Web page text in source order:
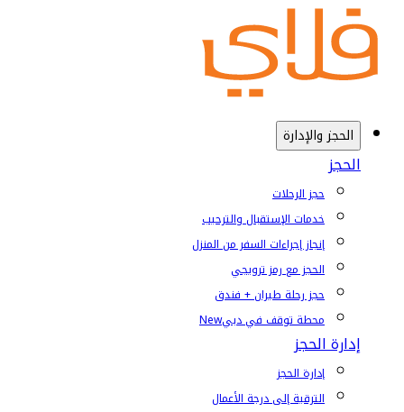
الحجز والإدارة
الحجز
حجز الرحلات
خدمات الإستقبال والترحيب
إنجاز إجراءات السفر من المنزل
الحجز مع رمز ترويجي
حجز رحلة طيران + فندق
محطة توقف في دبيNew
إدارة الحجز
إدارة الحجز
الترقية إلى درجة الأعمال